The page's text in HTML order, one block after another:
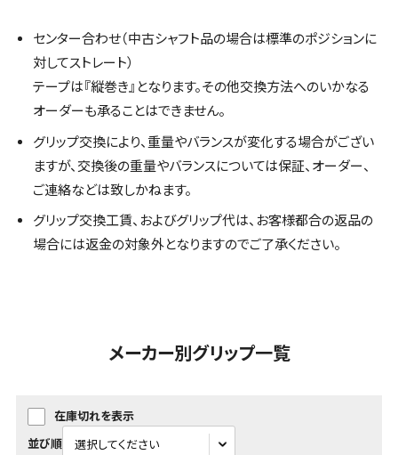
センター合わせ（中古シャフト品の場合は標準のポジションに
対してストレート）
テープは『縦巻き』となります。その他交換方法へのいかなる
オーダーも承ることはできません。
グリップ交換により、重量やバランスが変化する場合がござい
ますが、交換後の重量やバランスについては保証、オーダー、
ご連絡などは致しかねます。
グリップ交換工賃、およびグリップ代は、お客様都合の返品の
場合には返金の対象外となりますのでご了承ください。
メーカー別グリップ一覧
在庫切れを表示
並び順